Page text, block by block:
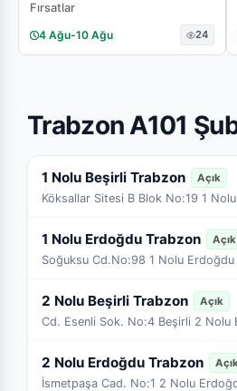
Fırsatlar
4 Ağu-10 Ağu 24
Trabzon A101
1 Nolu Beşirli Trabzon Açık
Köksallar Sitesi B Blok No:19 1
1 Nolu Erdoğdu Trabzon Açık
Soğuksu Cd.No:98 1 Nolu
2 Nolu Beşirli Trabzon Açık
Cd. Esenli Sok. No:4 Beşirli 2 Nolu
2 Nolu Erdoğdu Trabzon
İsmetpaşa Cad. No:1 2 Nolu